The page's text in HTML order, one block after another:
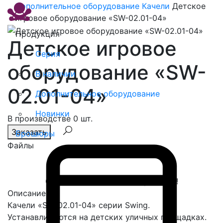
Продукция
Серия
В наличии
Дополнительное оборудование
Новинки
Брошюры
Дополнительное оборудование Качели Детское
игровое оборудование «SW-02.01-04»
Детское игровое
оборудование «SW-
02.01-04»
В производстве 0 шт.
Заказать
Файлы
Спасибо, сообщение отправлено!
Описание
Качели «SW-02.01-04» серии Swing.
Устанавливаются на детских уличных площадках.